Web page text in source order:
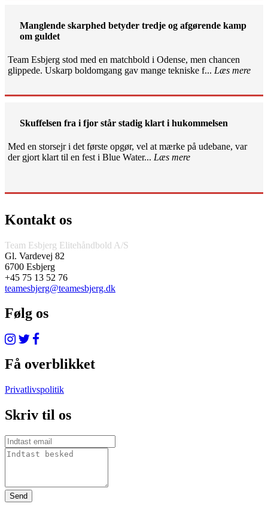
Manglende skarphed betyder tredje og afgørende kamp
om guldet
Team Esbjerg stod med en matchbold i Odense, men chancen
glippede. Uskarp boldomgang gav mange tekniske f... Læs mere
Skuffelsen fra i fjor står stadig klart i hukommelsen
Med en storsejr i det første opgør, vel at mærke på udebane, var
der gjort klart til en fest i Blue Water... Læs mere
Kontakt os
Team Esbjerg Elitehåndbold A/S
Gl. Vardevej 82
6700 Esbjerg
+45 75 13 52 76
teamesbjerg@teamesbjerg.dk
Følg os
Få overblikket
Privatlivspolitik
Skriv til os